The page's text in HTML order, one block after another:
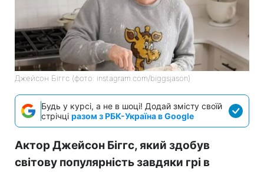
Джейсон Біггс (фото: instagram.com/biggsjason)
Будь у курсі, а не в шоці! Додай змісту своїй
стрічці разом з РБК-Україна в Google
Актор Джейсон Біггс, який здобув
світову популярність завдяки грі в